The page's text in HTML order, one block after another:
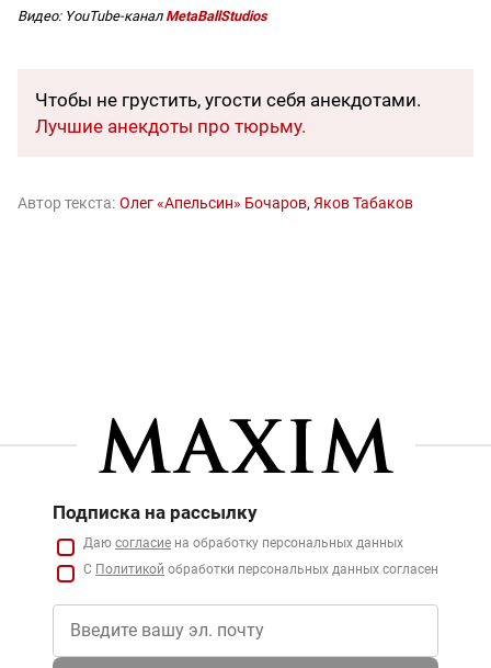
Видео: YouTube-канал MetaBallStudios
Чтобы не грустить, угости себя анекдотами.
Лучшие анекдоты про тюрьму.
Автор текста: Олег «Апельсин» Бочаров Яков Табаков
Подписка на рассылку
Даю согласие на обработку персональных данных
С Политикой обработки персональных данных согласен